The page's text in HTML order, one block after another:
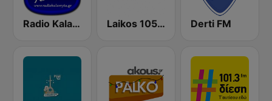
Radio Kalavryta Καλάβρυτα Laikos 105.7 FM (Λαϊκός fm) Derti FM